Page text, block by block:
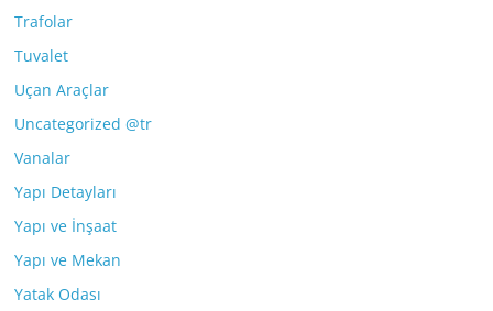
Trafolar
Tuvalet
Uçan Araçlar
Uncategorized @tr
Vanalar
Yapı Detayları
Yapı ve İnşaat
Yapı ve Mekan
Yatak Odası